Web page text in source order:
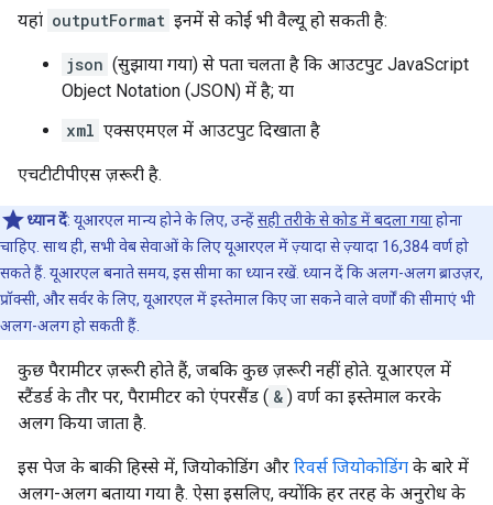
यहां outputFormat इनमें से कोई भी वैल्यू हो सकती है:
json (सुझाया गया) से पता चलता है कि आउटपुट JavaScript
Object Notation (JSON) में है; या
xml एक्सएमएल में आउटपुट दिखाता है
एचटीटीपीएस ज़रूरी है.
ध्यान दें: यूआरएल मान्य होने के लिए, उन्हेंसही तरीके से कोड में बदला गयाहोना
चाहिए. साथ ही, सभी वेब सेवाओं के लिए यूआरएल में ज़्यादा से ज़्यादा 16,384 वर्ण हो
सकते हैं. यूआरएल बनाते समय, इस सीमा का ध्यान रखें. ध्यान दें कि अलग-अलग ब्राउज़र,
प्रॉक्सी, और सर्वर के लिए, यूआरएल में इस्तेमाल किए जा सकने वाले वर्णों की सीमाएं भी
अलग-अलग हो सकती हैं.
कुछ पैरामीटर ज़रूरी होते हैं, जबकि कुछ ज़रूरी नहीं होते. यूआरएल में
स्टैंडर्ड के तौर पर, पैरामीटर को एंपरसैंड ( & ) वर्ण का इस्तेमाल करके
अलग किया जाता है.
इस पेज के बाकी हिस्से में, जियोकोडिंग और रिवर्स जियोकोडिंग के बारे में
अलग-अलग बताया गया है. ऐसा इसलिए, क्योंकि हर तरह के अनुरोध के